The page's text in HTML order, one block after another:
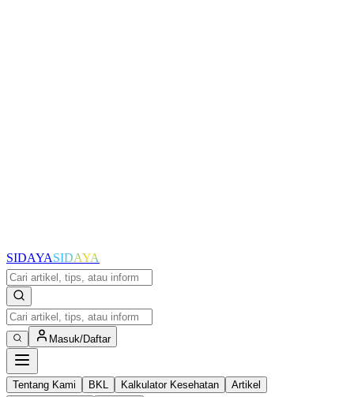
SIDAYASIDAYA
Masuk/Daftar
Tentang Kami BKL Kalkulator Kesehatan
Artikel